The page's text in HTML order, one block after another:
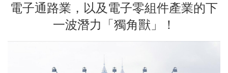
電子通路業，以及電子零組件產業的下
一波潛力「獨角獸」！